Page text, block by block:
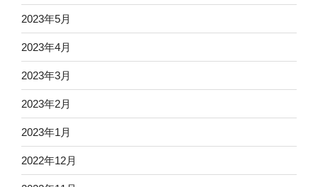
2023年5月
2023年4月
2023年3月
2023年2月
2023年1月
2022年12月